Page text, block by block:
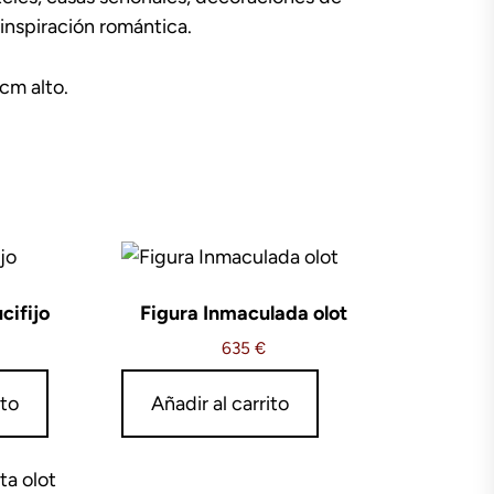
romántica.
alto.
Figura Inmaculada olot
635 €
Añadir al carrito